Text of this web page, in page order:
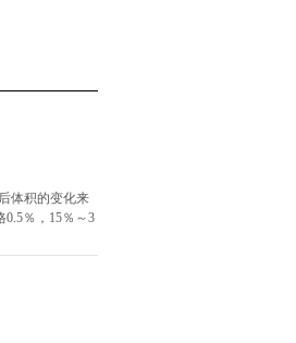
体积的变化来
％，15％～3